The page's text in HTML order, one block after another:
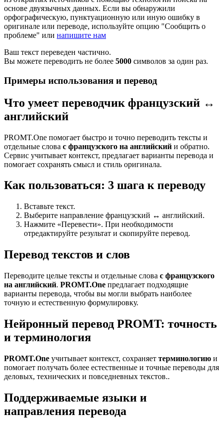
основе двуязычных данных. Если вы обнаружили
орфографическую, пунктуационную или иную ошибку в
оригинале или переводе, используйте опцию "Сообщить о
проблеме" или напишите нам
Ваш текст переведен частично.
Вы можете переводить не более 5000 символов за один раз.
Примеры использования и перевод
Что умеет переводчик французский ↔
английский
PROMT.One помогает быстро и точно переводить тексты и
отдельные слова с французского на английский и обратно.
Сервис учитывает контекст, предлагает варианты перевода и
помогает сохранять смысл и стиль оригинала.
Как пользоваться: 3 шага к переводу
Вставьте текст.
Выберите направление французский ↔ английский.
Нажмите «Перевести». При необходимости
отредактируйте результат и скопируйте перевод.
Перевод текстов и слов
Переводите целые тексты и отдельные слова с французского
на английский. PROMT.One предлагает подходящие
варианты перевода, чтобы вы могли выбрать наиболее
точную и естественную формулировку.
Нейронный перевод PROMT: точность
и терминология
PROMT.One учитывает контекст, сохраняет терминологию и
помогает получать более естественные и точные переводы для
деловых, технических и повседневных текстов..
Поддерживаемые языки и
направления перевода